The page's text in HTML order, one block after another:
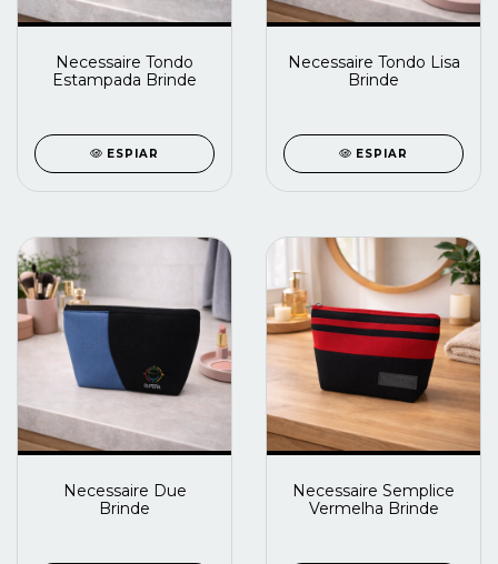
Necessaire Tondo
Estampada Brinde
ESPIAR
Necessaire Tondo Lisa
Brinde
ESPIAR
Necessaire Due
Brinde
Necessaire Semplice
Vermelha Brinde